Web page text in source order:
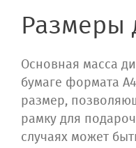
Размеры
Основная масса
бумаге формата
размер,
рамку для
случаях может